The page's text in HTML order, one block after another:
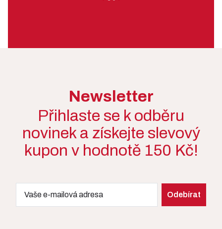
Newsletter
Přihlaste se k odběru
novinek a získejte slevový
kupon v hodnotě 150 Kč!